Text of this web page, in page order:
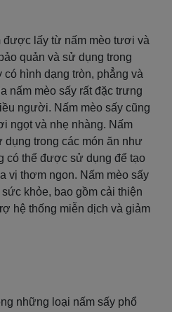
được lấy từ nấm mèo tươi và
quản và sử dụng trong
hình dạng tròn, phẳng và
nấm mèo sấy rất đặc trưng
người. Nấm mèo sấy cũng
ngọt và nhẹ nhàng. Nấm
trong các món ăn như
có thể được sử dụng để tạo
vị thơm ngon. Nấm mèo sấy
khỏe, bao gồm cải thiện
hệ thống miễn dịch và giảm
những loại nấm sấy phổ